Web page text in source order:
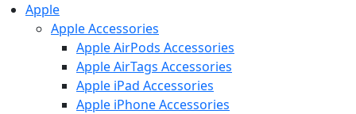
Apple
Apple Accessories
Apple AirPods Accessories
Apple AirTags Accessories
Apple iPad Accessories
Apple iPhone Accessories